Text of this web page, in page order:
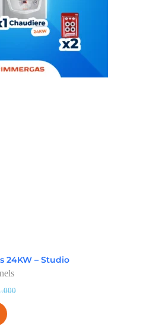
24KW – Studio